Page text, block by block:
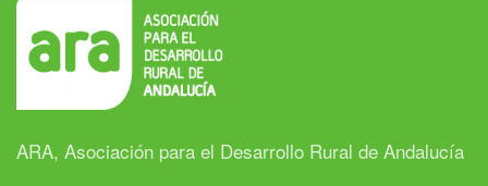
ARA, Asociación para el Desarrollo Rural de Andalucía